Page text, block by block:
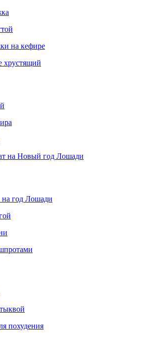
на кефире
хрустящий
на Новый год Лошади
на год Лошади
похудения